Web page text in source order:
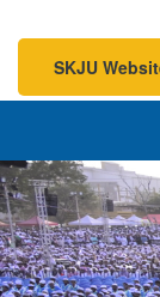
SKJU
SKJU